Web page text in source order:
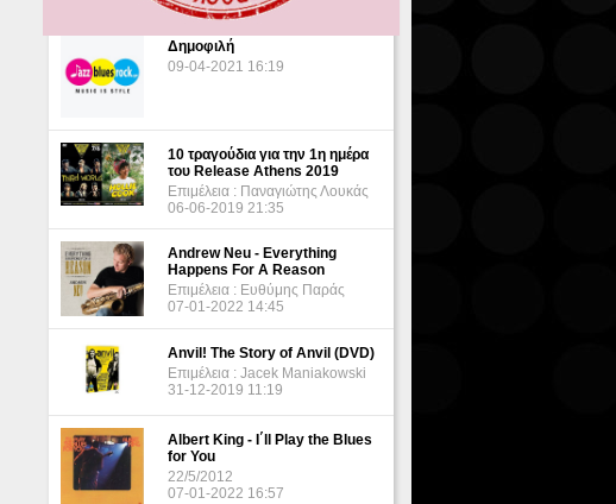
Δημοφιλή
09-04-2021 16:19
10 τραγούδια για την 1η ημέρα
του Release Athens 2019
Επιμέλεια : Παναγιώτης Λουκάς
06-06-2019 21:35
Andrew Neu - Everything
Happens For A Reason
Επιμέλεια : Ευθύμης Παράς
07-01-2022 14:45
Anvil! The Story of Anvil (DVD)
Επιμέλεια : Jacek Maniakowski
31-12-2019 11:19
Albert King - I΄ll Play the Blues
for You
22/5/2012
07-01-2022 16:57